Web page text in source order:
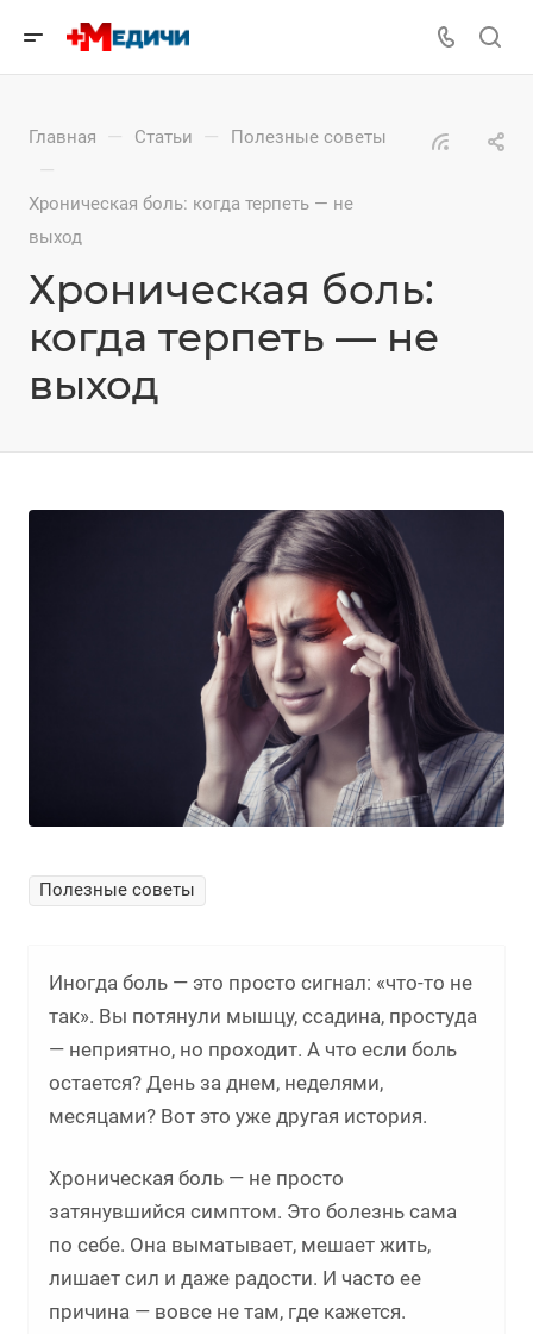
Главная — Статьи — Полезные советы
—
Хроническая боль: когда терпеть — не
выход
Хроническая боль:
когда терпеть — не
выход
Полезные советы
Иногда боль — это просто сигнал: «что-то не
так». Вы потянули мышцу, ссадина, простуда
— неприятно, но проходит. А что если боль
остается? День за днем, неделями,
месяцами? Вот это уже другая история.
Хроническая боль — не просто
затянувшийся симптом. Это болезнь сама
по себе. Она выматывает, мешает жить,
лишает сил и даже радости. И часто ее
причина — вовсе не там, где кажется.